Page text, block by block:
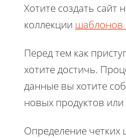
Хотите создать сайт
коллекции шаблонов
Перед тем как
хотите достичь.
данные вы хотите
новых продуктов
Определение четких